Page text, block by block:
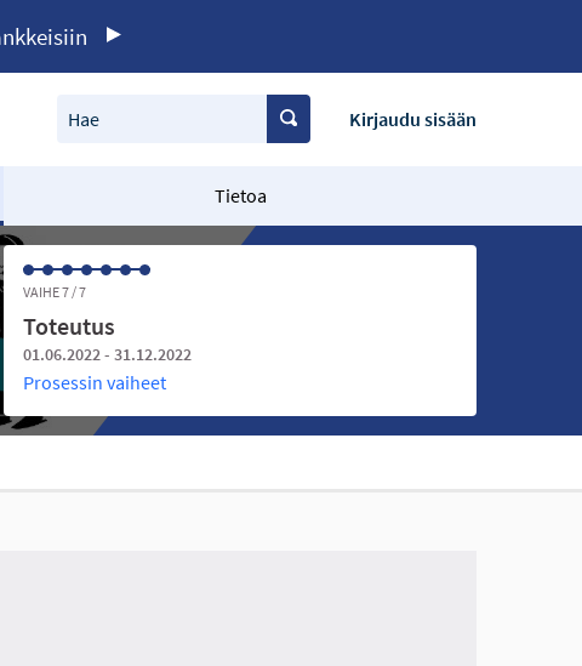
Hae Kirjaudu sisään
Tietoa
VAIHE 7 / 7
Toteutus
01.06.2022 - 31.12.2022
Prosessin vaiheet